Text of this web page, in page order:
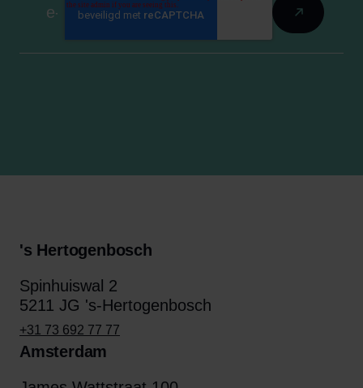
's Hertogenbosch
Spinhuiswal 2
5211 JG 's-Hertogenbosch
+31 73 692 77 77
Amsterdam